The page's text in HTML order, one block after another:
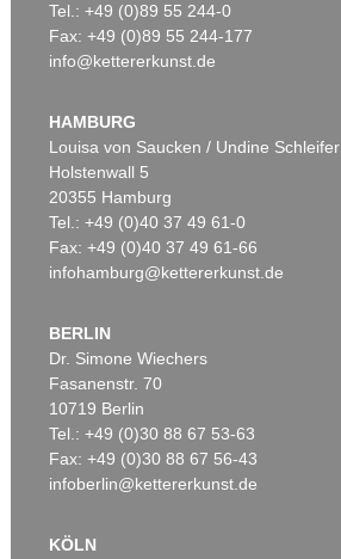
Tel.: +49 (0)89 55 244-0
Fax: +49 (0)89 55 244-177
info@kettererkunst.de
HAMBURG
Louisa von Saucken / Undine Schleifer
Holstenwall 5
20355 Hamburg
Tel.: +49 (0)40 37 49 61-0
Fax: +49 (0)40 37 49 61-66
infohamburg@kettererkunst.de
BERLIN
Dr. Simone Wiechers
Fasanenstr. 70
10719 Berlin
Tel.: +49 (0)30 88 67 53-63
Fax: +49 (0)30 88 67 56-43
infoberlin@kettererkunst.de
KÖLN